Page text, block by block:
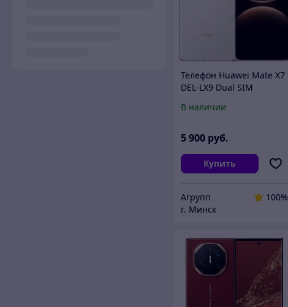
Телефон Huawei Mate X7
DEL-LX9 Dual SIM
белый, международная
В наличии
5 900 руб.
Купить
Агрупп
100%
г. Минск